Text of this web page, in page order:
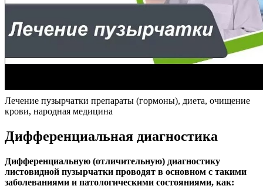
Лечение пузырчатки препараты (гормоны), диета, очищение
крови, народная медицина
Дифференциальная диагностика
Дифференциальную (отличительную) диагностику
листовидной пузырчатки проводят в основном с такими
заболеваниями и патологическими состояниями, как: